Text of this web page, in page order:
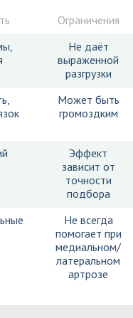
Ограничения
Не даёт
выраженной
разгрузки
Может быть
громоздким
Эффект
зависит от
точности
подбора
Не всегда
помогает при
медиальном/
латеральном
артрозе